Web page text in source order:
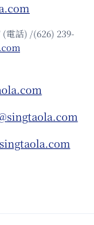
(電話) /(626) 239-